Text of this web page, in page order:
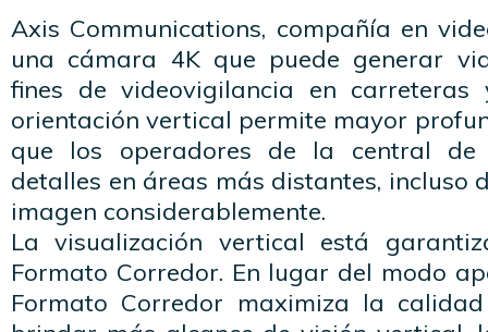
Axis Communications, compañía en
una cámara 4K que puede generar
fines de videovigilancia en
orientación vertical permite mayor
que los operadores de la central de
detalles en áreas más distantes, incluso
imagen considerablemente.
La visualización vertical está
Formato Corredor. En lugar del modo
Formato Corredor maximiza la